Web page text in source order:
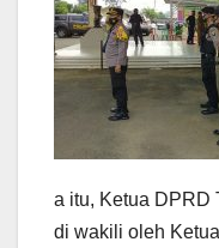
a itu, Ketua DPRD
di wakili oleh